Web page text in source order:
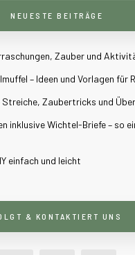
NEUESTE BEITRÄGE
Zauber und
– Ideen und Vorlagen für
Zaubertricks und
inklusive Wichtel-Briefe – so
einfach und leicht
& KONTAKTIERT UNS